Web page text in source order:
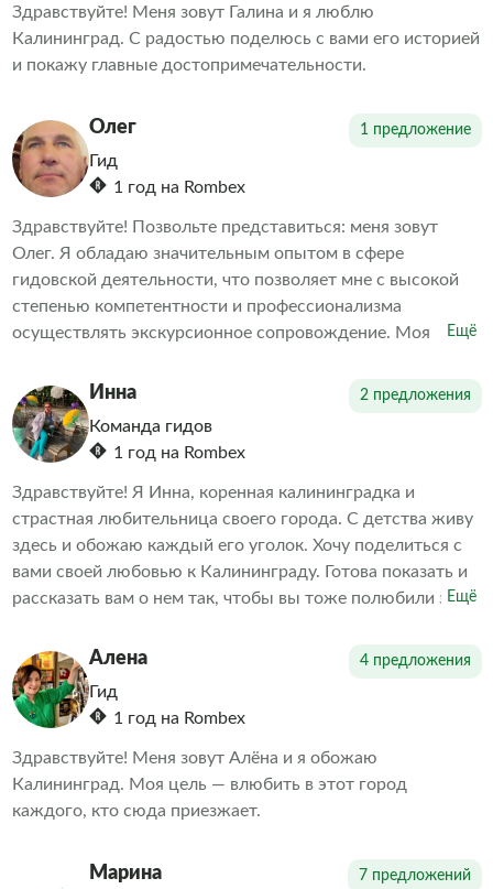
Здравствуйте! Меня зовут Галина и я люблю
Калининград. С радостью поделюсь с вами его историей
и покажу главные достопримечательности.
Олег 1 предложение
Гид
1 год на Rombex
Здравствуйте! Позвольте представиться: меня зовут
Олег. Я обладаю значительным опытом в сфере
гидовской деятельности, что позволяет мне с высокой
степенью компетентности и профессионализма
осуществлять экскурсионное сопровождение. Моя
практике и глубоком понимании специфики данной
области.
Ещё
Инна 2 предложения
Команда гидов
1 год на Rombex
Здравствуйте! Я Инна, коренная калининградка и
страстная любительница своего города. С детства живу
здесь и обожаю каждый его уголок. Хочу поделиться с
вами своей любовью к Калининграду. Готова показать и
рассказать вам о нем так, чтобы вы тоже полюбили этот
Ещё
Алена 4 предложения
Гид
1 год на Rombex
Здравствуйте! Меня зовут Алёна и я обожаю
Калининград. Моя цель — влюбить в этот город
каждого, кто сюда приезжает.
Марина 7 предложений